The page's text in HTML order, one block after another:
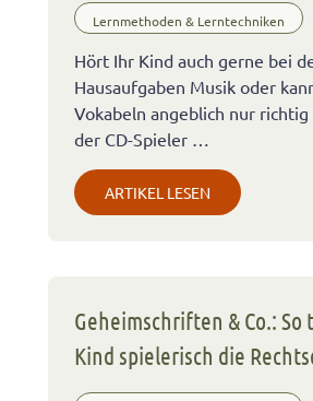
Lernmethoden & Lerntechniken
Hört Ihr Kind auch gerne bei
Hausaufgaben Musik oder
Vokabeln angeblich nur
der CD-Spieler …
ARTIKEL LESEN
Geheimschriften & Co.:
Kind spielerisch die